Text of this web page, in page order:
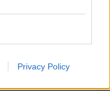
Privacy Policy